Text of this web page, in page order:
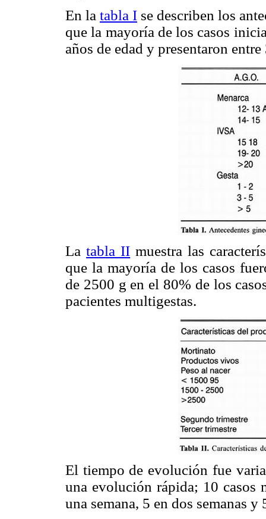
En la tabla I se describen los
que la mayoría de los casos
años de edad y presentaron entre
Latabla II muestra las
que la mayoría de los casos
de 2500 g en el 80% de los
pacientes multigestas.
El tiempo de evolución fue
una evolución rápida; 10 casos
una semana, 5 en dos semanas y